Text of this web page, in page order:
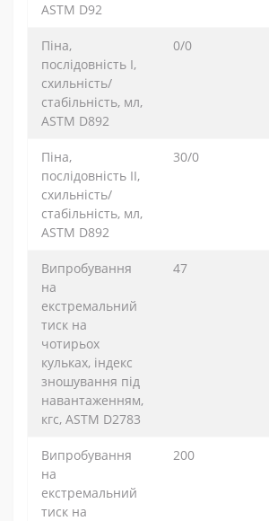
ASTM D92
Піна,
послідовність I,
схильність/
стабільність, мл,
ASTM D892
0/0
Піна,
послідовність II,
схильність/
стабільність, мл,
ASTM D892
30/0
Випробування
на
екстремальний
тиск на
чотирьох
кульках, індекс
зношування під
навантаженням,
кгс, ASTM D2783
47
Випробування
на
екстремальний
тиск на
200